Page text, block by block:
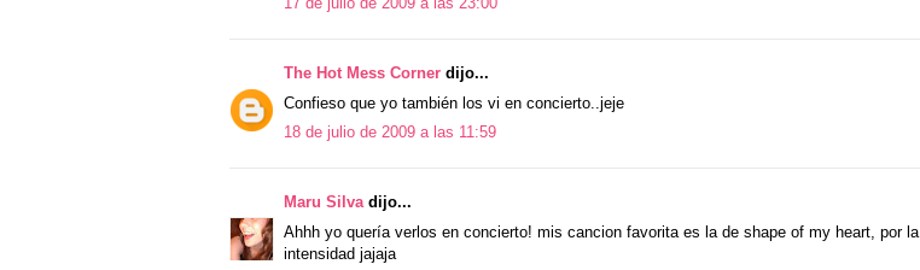
The Hot Mess Corner dijo...
Confieso que yo también los vi en concierto..jeje
18 de julio de 2009 a las 11:59
Maru Silvadijo...
Ahhh yo quería verlos en concierto! mis cancion favorita es la de shape of my heart, por la
intensidad jajaja